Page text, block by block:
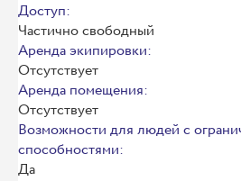
Доступ:
Частично свободный
Аренда экипировки:
Отсутствует
Аренда помещения:
Отсутствует
Возможности для людей с
способностями:
Да